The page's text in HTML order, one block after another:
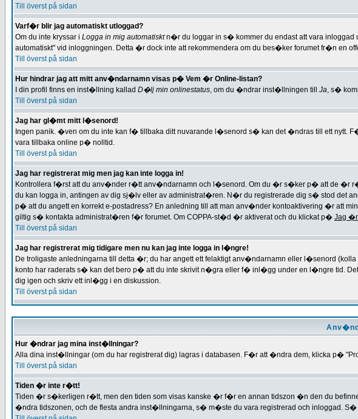
Till överst på sidan
Varf�r blir jag automatiskt utloggad?
Om du inte kryssar i Logga in mig automatisktn�r du loggar in s� kommer du endast att vara
automatiskt" vid inloggningen. Detta �r dock inte att rekommendera om du bes�ker forumet fr�n en
Till överst på sidan
Hur hindrar jag att mitt anv�ndarnamn visas p� Vem �r Online-listan?
I din profil finns en inst�llning kallad D�lj min onlinestatus, om du �ndrar inst�llningen till Ja, s�
Till överst på sidan
Jag har gl�mt mitt l�senord!
Ingen panik. �ven om du inte kan f� tillbaka ditt nuvarande l�senord s� kan det �ndras till ett
vara tillbaka online p� nolltid.
Till överst på sidan
Jag har registrerat mig men jag kan inte logga in!
Kontrollera f�rst att du anv�nder r�tt anv�ndarnamn och l�senord. Om du �r s�ker p� att de �r
du kan logga in, antingen av dig sj�lv eller av administrat�ren. N�r du registrerade dig s� stod det
p� att du angett en korrekt e-postadress? En anledning till att man anv�nder kontoaktivering �r
giltig s� kontakta administrat�ren f�r forumet. Om COPPA-st�d �r aktiverat och du klickat p� Jag
Till överst på sidan
Jag har registrerat mig tidigare men nu kan jag inte logga in l�ngre!
De troligaste anledningarna till detta �r; du har angett ett felaktigt anv�ndarnamn eller l�senord
konto har raderats s� kan det bero p� att du inte skrivit n�gra eller f� inl�gg under en l�ngre tid.
dig igen och skriv ett inl�gg i en diskussion.
Till överst på sidan
Hur �ndrar jag mina inst�llningar?
Alla dina inst�llningar (om du har registrerat dig) lagras i databasen. F�r att �ndra dem, klicka p�
Till överst på sidan
Tiden �r inte r�tt!
Tiden �r s�kerligen r�tt, men den tiden som visas kanske �r f�r en annan tidszon �n den du
�ndra tidszonen, och de flesta andra inst�llningarna, s� m�ste du vara registrerad och inloggad.